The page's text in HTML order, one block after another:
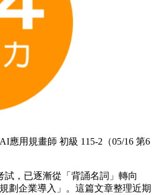
應用規畫師 初級 115-2（05/16 第6
試，已逐漸從「背誦名詞」轉向
劃企業導入」。這篇文章整理近期